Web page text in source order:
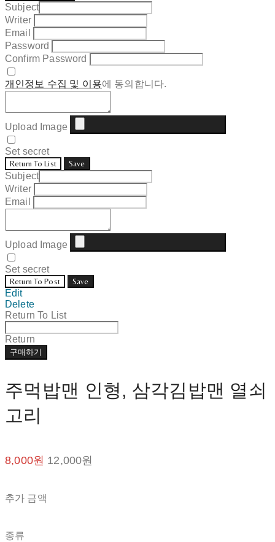
Subject
Writer
Email
Password
Confirm Password
개인정보 수집 및 이용에 동의합니다.
Upload Image
Set secret
Return To List Save
Subject
Writer
Email
Upload Image
Set secret
Return To Post Save
Edit
Delete
Return To List
Return
구매하기
주먹밥맨 인형, 삼각김밥맨 열쇠
고리
8,000원 12,000원
추가 금액
종류